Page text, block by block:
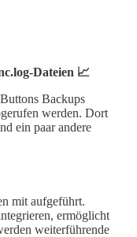
Dateien 📈
Backups
werden. Dort
ein paar andere
mit aufgeführt.
ermöglicht
weiterführende